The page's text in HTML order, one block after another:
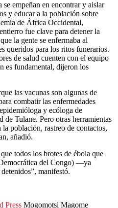
se empeñan en encontrar y aislar
y educar a la población sobre
de África Occidental,
fue clave para detener la
la gente se enfermaba al
queridos para los ritos funerarios.
de salud cuenten con el equipo
es fundamental, dijeron los
las vacunas son algunas de
combatir las enfermedades
y ecóloga de
de Tulane. Pero otras herramientas
población, rastreo de contactos,
añadió.
todos los brotes de ébola que
del Congo) —ya
manifestó.
Press Mogomotsi Magome